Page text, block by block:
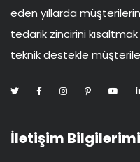
eden yıllarda
tedarik zincirini
teknik destekle
İletişim